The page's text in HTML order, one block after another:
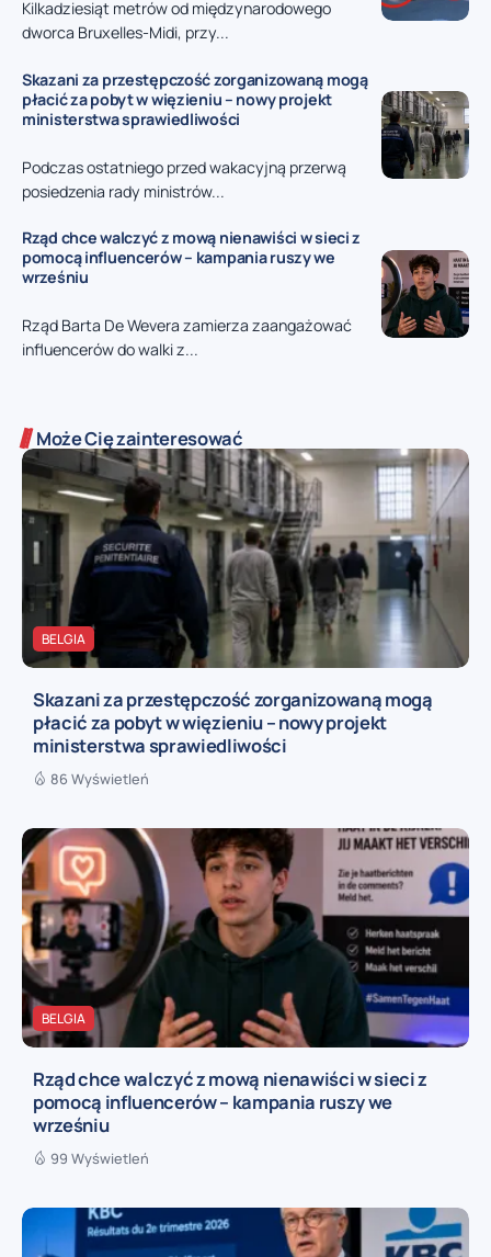
Kilkadziesiąt metrów od międzynarodowego
dworca Bruxelles-Midi, przy...
Skazani za przestępczość zorganizowaną mogą
płacić za pobyt w więzieniu – nowy projekt
ministerstwa sprawiedliwości
Podczas ostatniego przed wakacyjną przerwą
posiedzenia rady ministrów...
Rząd chce walczyć z mową nienawiści w sieci z
pomocą influencerów – kampania ruszy we
wrześniu
Rząd Barta De Wevera zamierza zaangażować
influencerów do walki z...
Może Cię zainteresować
BELGIA
Skazani za przestępczość zorganizowaną mogą
płacić za pobyt w więzieniu – nowy projekt
ministerstwa sprawiedliwości
86 Wyświetleń
BELGIA
Rząd chce walczyć z mową nienawiści w sieci z
pomocą influencerów – kampania ruszy we
wrześniu
99 Wyświetleń